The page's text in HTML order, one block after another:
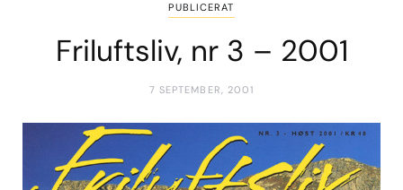
PUBLICERAT
Friluftsliv, nr 3 – 2001
7 SEPTEMBER, 2001